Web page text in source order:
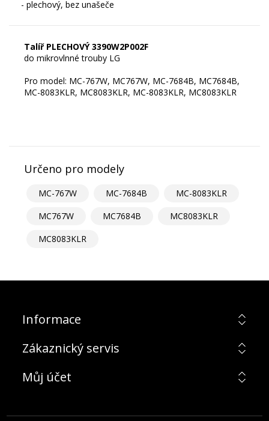
Talíř PLECHOVÝ 3390W2P002F
do mikrovlnné trouby LG
Pro model: MC-767W, MC767W, MC-7684B, MC7684B,
MC-8083KLR, MC8083KLR, MC-8083KLR, MC8083KLR
Určeno pro modely
MC-767W MC-7684B
MC-8083KLR
MC767W
MC7684B
MC8083KLR
MC8083KLR
Informace
Zákaznický servis
Můj účet